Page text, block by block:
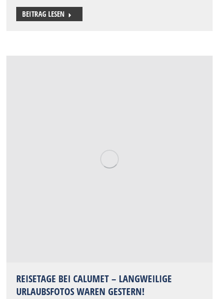
BEITRAG LESEN
REISETAGE BEI CALUMET – LANGWEILIGE
URLAUBSFOTOS WAREN GESTERN!